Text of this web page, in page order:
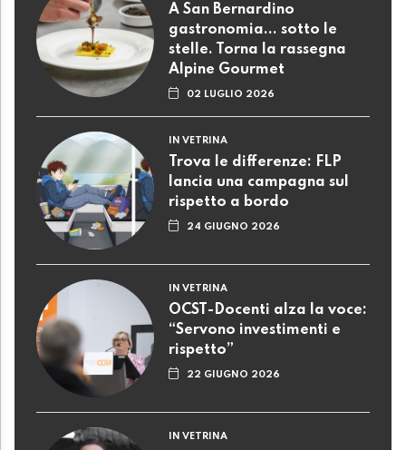
A San Bernardino
gastronomia... sotto le
stelle. Torna la rassegna
Alpine Gourmet
02 LUGLIO 2026
IN VETRINA
Trova le differenze: FLP
lancia una campagna sul
rispetto a bordo
24 GIUGNO 2026
IN VETRINA
OCST-Docenti alza la voce:
“Servono investimenti e
rispetto”
22 GIUGNO 2026
IN VETRINA